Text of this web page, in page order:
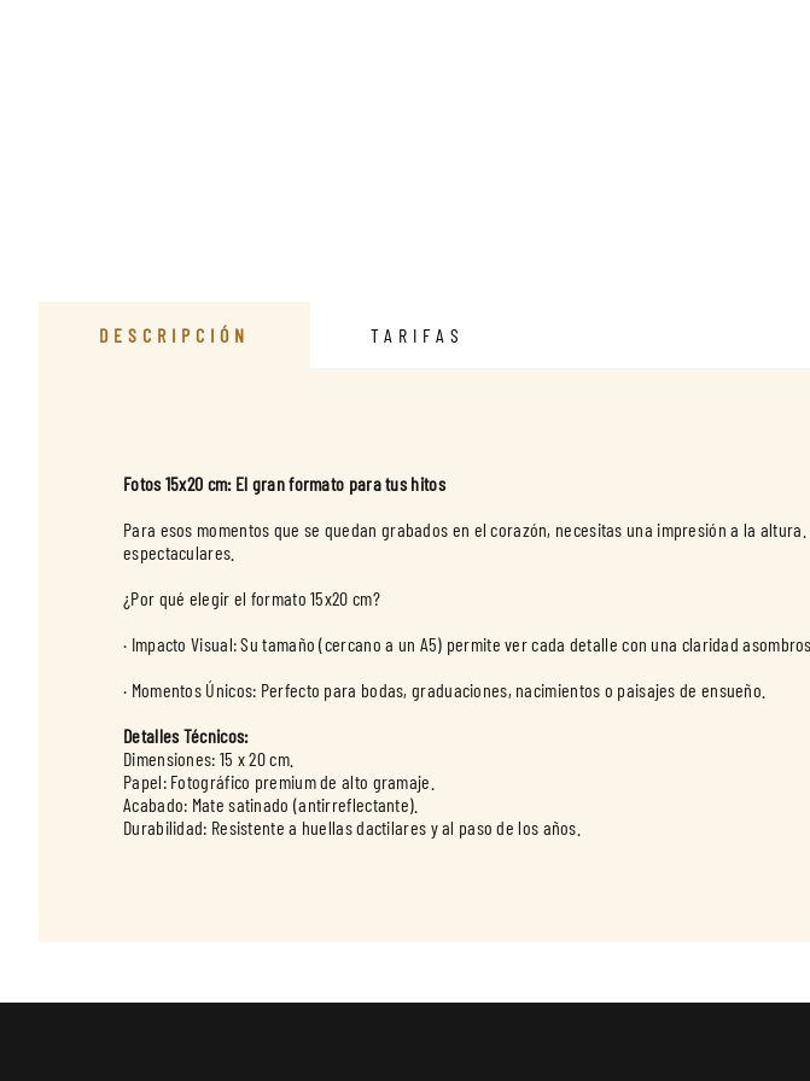
DESCRIPCIÓN TARIFAS
Fotos 15x20 cm: El gran formato para tus hitos
Para esos momentos que se quedan grabados en el corazón, necesitas una impresión a la
espectaculares.
¿Por qué elegir el formato 15x20 cm?
· Impacto Visual: Su tamaño (cercano a un A5) permite ver cada detalle con una claridad
· Momentos Únicos: Perfecto para bodas, graduaciones, nacimientos o paisajes de ensueño.
Detalles Técnicos:
Dimensiones: 15 x 20 cm.
Papel: Fotográfico premium de alto gramaje.
Acabado: Mate satinado (antirreflectante).
Durabilidad: Resistente a huellas dactilares y al paso de los años.